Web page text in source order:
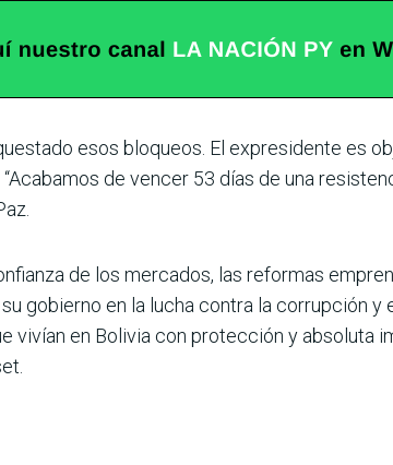
esos bloqueos. El expresidente es
de vencer 53 días de una
de los mercados, las reformas
gobierno en la lucha contra la corrupción y
vivían en Bolivia con protección y absoluta